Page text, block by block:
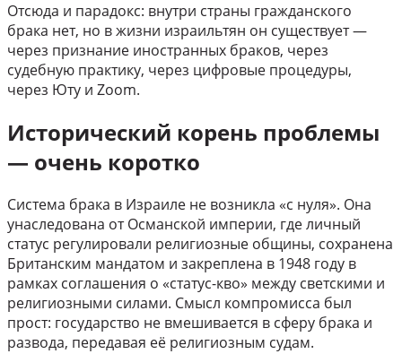
Отсюда и парадокс: внутри страны гражданского
брака нет, но в жизни израильтян он существует —
через признание иностранных браков, через
судебную практику, через цифровые процедуры,
через Юту и Zoom.
Исторический корень проблемы
— очень коротко
Система брака в Израиле не возникла «с нуля». Она
унаследована от Османской империи, где личный
статус регулировали религиозные общины, сохранена
Британским мандатом и закреплена в 1948 году в
рамках соглашения о «статус-кво» между светскими и
религиозными силами. Смысл компромисса был
прост: государство не вмешивается в сферу брака и
развода, передавая её религиозным судам.